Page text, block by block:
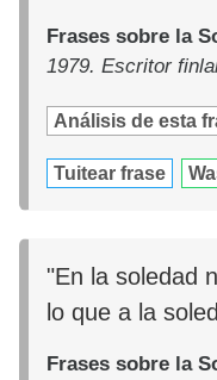
Frases sobre la
1979. Escritor
Análisis de esta
Tuitear frase
"En la soledad
lo que a la
Frases sobre la